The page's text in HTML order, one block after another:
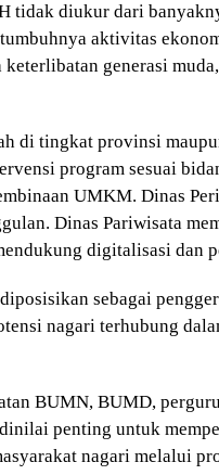
tidak diukur dari
aktivitas
generasi
di tingkat provinsi
program sesuai
UMKM. Dinas
Dinas Pariwisata
digitalisasi dan
sebagai
nagari terhubung
BUMN, BUMD,
penting untuk
nagari melalui